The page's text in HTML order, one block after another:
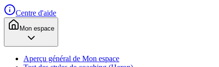
Centre d'aide
Mon espace
Aperçu général de Mon espace